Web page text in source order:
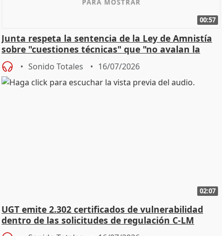
00:57
Junta respeta la sentencia de la Ley de Amnistía
sobre "cuestiones técnicas" que "no avalan la
const
Sonido Totales 16/07/2026
02:07
UGT emite 2.302 certificados de vulnerabilidad
dentro de las solicitudes de regulación C-LM